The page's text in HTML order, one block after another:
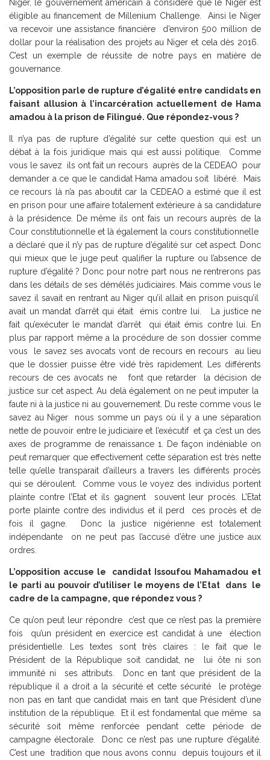
Niger, le gouvernement américain a considéré que le Niger est
éligible au financement de Millenium Challenge. Ainsi le Niger
va recevoir une assistance financière d’environ 500 million de
dollar pour la réalisation des projets au Niger et cela dès 2016.
C’est un exemple de réussite de notre pays en matière de
gouvernance.
L’opposition parle de rupture d’égalité entre candidats en
faisant allusion à l’incarcération actuellement de Hama
amadou à la prison de Filingué. Que répondez-vous ?
Il n’ya pas de rupture d’égalité sur cette question qui est un
débat à la fois juridique mais qui est aussi politique. Comme
vous le savez ils ont fait un recours auprès de la CEDEAO pour
demander a ce que le candidat Hama amadou soit libéré. Mais
ce recours là n’a pas aboutit car la CEDEAO a estimé que il est
en prison pour une affaire totalement extérieure à sa candidature
à la présidence. De même ils ont fais un recours auprès de la
Cour constitutionnelle et là également la cours constitutionnelle
a déclaré que il n’y pas de rupture d’égalité sur cet aspect. Donc
qui mieux que le juge peut qualifier la rupture ou l’absence de
rupture d’égalité ? Donc pour notre part nous ne rentrerons pas
dans les détails de ses démêlés judiciaires. Mais comme vous le
savez il savait en rentrant au Niger qu’il allait en prison puisqu’il
avait un mandat d’arrêt qui était émis contre lui. La justice ne
fait qu’exécuter le mandat d’arrêt qui était émis contre lui. En
plus par rapport même a la procédure de son dossier comme
vous le savez ses avocats vont de recours en recours au lieu
que le dossier puisse être vidé très rapidement. Les différents
recours de ces avocats ne font que retarder la décision de
justice sur cet aspect. Au delà également on ne peut imputer la
faute ni à la justice ni au gouvernement. Du reste comme vous le
savez au Niger nous somme un pays où il y a une séparation
nette de pouvoir entre le judiciaire et l’exécutif et ça c’est un des
axes de programme de renaissance 1. De façon indéniable on
peut remarquer que effectivement cette séparation est très nette
telle qu’elle transparait d’ailleurs a travers les différents procès
qui se déroulent. Comme vous le voyez des individus portent
plainte contre l’Etat et ils gagnent souvent leur procès. L’Etat
porte plainte contre des individus et il perd ces procès et de
fois il gagne. Donc la justice nigérienne est totalement
indépendante on ne peut pas l’accusé d’être une justice aux
ordres.
L’opposition accuse le candidat Issoufou Mahamadou et
le parti au pouvoir d’utiliser le moyens de l’Etat dans le
cadre de la campagne, que répondez vous ?
Ce qu’on peut leur répondre c’est que ce n’est pas la première
fois qu’un président en exercice est candidat à une élection
présidentielle. Les textes sont très claires : le fait que le
Président de la République soit candidat, ne lui ôte ni son
immunité ni ses attributs. Donc en tant que président de la
république il a droit a la sécurité et cette sécurité le protège
non pas en tant que candidat mais en tant que Président d’une
institution de la république. Et il est fondamental que même sa
sécurité soit même renforcée pendant cette période de
campagne électorale. Donc ce n’est pas une rupture d’égalité.
C’est une tradition que nous avons connu depuis toujours et il